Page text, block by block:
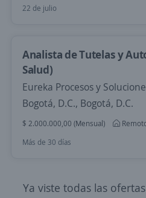
22 de julio
Analista de Tutelas y
Salud)
Eureka Procesos y
Bogotá, D.C., Bogotá, D.C.
$ 2.000.000,00 (Mensual)
Más de 30 días
Ya viste todas las